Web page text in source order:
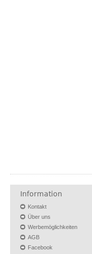
Information
Kontakt
Über uns
Werbemöglichkeiten
AGB
Facebook